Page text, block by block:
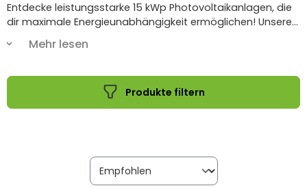
Entdecke leistungsstarke 15 kWp Photovoltaikanlagen, die
dir maximale Energieunabhängigkeit ermöglichen! Unsere
15 kWp Photovoltaikanlage Komplettsets sind perfekt für
größere Haushalte und gewerbliche Anwendungen, die
oder ohne Speicher – du hast die Wahl, welche Lösung am
besten zu deinem Energiebedarf passt.
Mehr lesen
Produkte filtern